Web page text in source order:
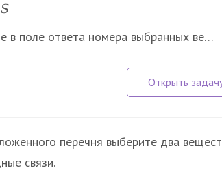
S
в поле ответа номера выбранных ве…
перечня выберите два
связи.